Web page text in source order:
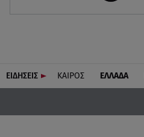
ΕΙΔΗΣΕΙΣ ΚΑΙΡΟΣ ΕΛΛΑΔΑ